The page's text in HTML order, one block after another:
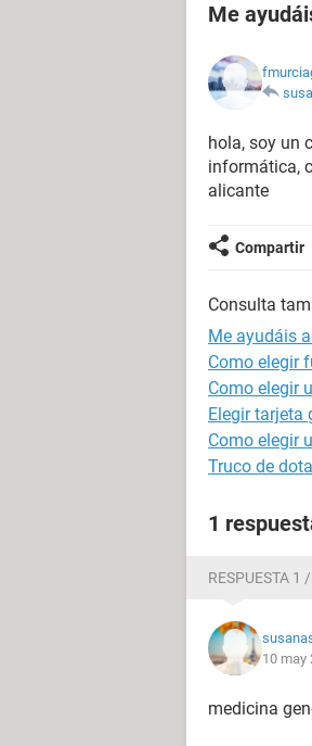
Me
hola, soy un
informática,
alicante
Compartir
Consulta
Me ayudáis
Como elegir
Como elegir
Elegir tarjeta
Como elegir
Truco de
1
RESPUESTA 1 /
10 may
medicina